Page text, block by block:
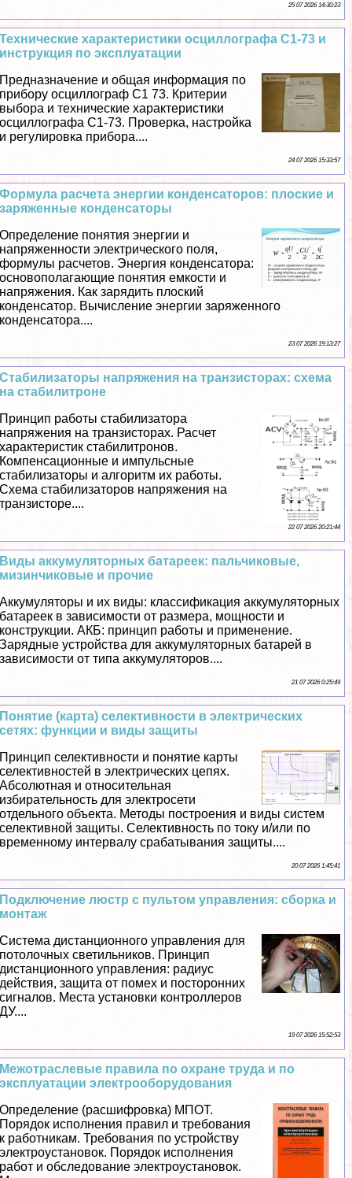
25 07 2026 14:30:23
Технические хаpaктеристики осциллографа С1-73 и
инструкция по эксплуатации
Предназначение и общая информация по
прибору осциллограф С1 73. Критерии
выбора и технические хаpaктеристики
осциллографа С1-73. Проверка, настройка
и регулировка прибора....
24 07 2026 15:33:57
Формула расчета энергии конденсаторов: плоские и
заряженные конденсаторы
Определение понятия энергии и
напряженности электрического поля,
формулы расчетов. Энергия конденсатора:
основополагающие понятия емкости и
напряжения. Как зарядить плоский
конденсатор. Вычисление энергии заряженного
конденсатора....
23 07 2026 19:13:27
Стабилизаторы напряжения на транзисторах: схема
на стабилитроне
Принцип работы стабилизатора
напряжения на транзисторах. Расчет
хаpaктеристик стабилитронов.
Компенсационные и импульсные
стабилизаторы и алгоритм их работы.
Схема стабилизаторов напряжения на
транзисторе....
22 07 2026 20:21:44
Виды аккумуляторных батареек: пальчиковые,
мизинчиковые и прочие
Аккумуляторы и их виды: классификация аккумуляторных
батареек в зависимости от размера, мощности и
конструкции. АКБ: принцип работы и применение.
Зарядные устройства для аккумуляторных батарей в
зависимости от типа аккумуляторов....
21 07 2026 0:25:49
Понятие (карта) селективности в электрических
сетях: функции и виды защиты
Принцип селективности и понятие карты
селективностей в электрических цепях.
Абсолютная и относительная
избирательность для электросети
отдельного объекта. Методы построения и виды систем
селективной защиты. Селективность по току и/или по
временному интервалу сpaбатывания защиты....
20 07 2026 1:45:41
Подключение люстр с пультом управления: сборка и
монтаж
Система дистанционного управления для
потолочных светильников. Принцип
дистанционного управления: радиус
действия, защита от помех и посторонних
сигналов. Места установки контроллеров
ДУ....
19 07 2026 15:52:53
Межотраслевые правила по охране труда и по
эксплуатации электрооборудования
Определение (расшифровка) МПОТ.
Порядок исполнения правил и требования
к работникам. Требования по устройству
электроустановок. Порядок исполнения
работ и обследование электроустановок.